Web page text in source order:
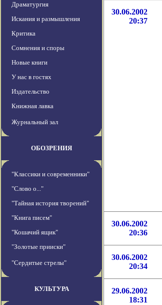
Драматургия
Искания и размышления
Критика
Сомнения и споры
Новые книги
У нас в гостях
Издательство
Книжная лавка
Журнальный зал
ОБОЗРЕНИЯ
"Классики и современники"
"Слово о..."
"Тайная история творений"
"Книга писем"
"Кошачий ящик"
"Золотые прииски"
"Сердитые стрелы"
КУЛЬТУРА
30.06.2002
20:37
30.06.2002
20:36
30.06.2002
20:34
29.06.2002
18:31